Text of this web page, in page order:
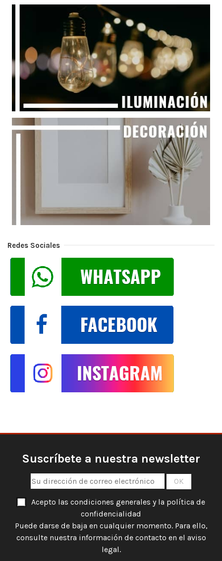
Redes Sociales
Suscríbete a nuestra newsletter
Acepto las condiciones generales y la política de
confidencialidad
Puede darse de baja en cualquier momento. Para ello,
consulte nuestra información de contacto en el aviso
legal.